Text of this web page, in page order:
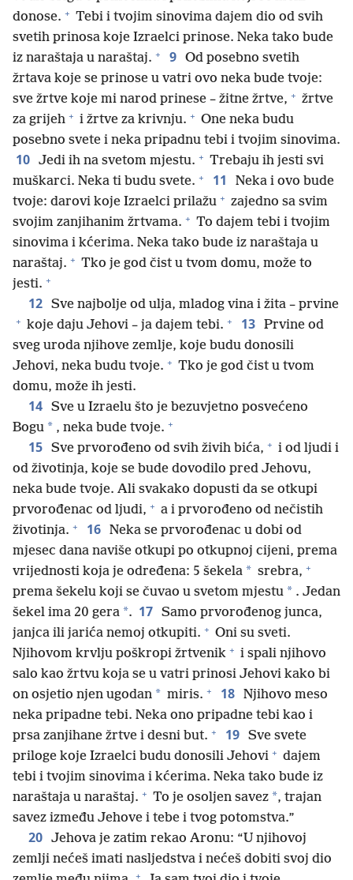
donose. + Tebi i tvojim sinovima dajem dio od svih
svetih prinosa koje Izraelci prinose. Neka tako bude
iz naraštaja u naraštaj. + 9 Od posebno svetih
žrtava koje se prinose u vatri ovo neka bude tvoje:
sve žrtve koje mi narod prinese – žitne žrtve, + žrtve
za grijeh + i žrtve za krivnju. + One neka budu
posebno svete i neka pripadnu tebi i tvojim sinovima.
10 Jedi ih na svetom mjestu. + Trebaju ih jesti svi
muškarci. Neka ti budu svete. + 11
Neka i ovo bude
tvoje: darovi koje Izraelci prilažu + zajedno sa svim
svojim zanjihanim žrtvama. + To dajem tebi i tvojim
sinovima i kćerima. Neka tako bude iz naraštaja u
naraštaj. + Tko je god čist u tvom domu, može to
jesti. +
12 Sve najbolje od ulja, mladog vina i žita – prvine
+ koje daju Jehovi – ja dajem tebi. + 13 Prvine od
sveg uroda njihove zemlje, koje budu donosili
Jehovi, neka budu tvoje. + Tko je god čist u tvom
domu, može ih jesti.
14 Sve u Izraelu što je bezuvjetno posvećeno
Bogu * , neka bude tvoje. +
15 Sve prvorođeno od svih živih bića, + i od ljudi i
od životinja, koje se bude dovodilo pred Jehovu,
neka bude tvoje. Ali svakako dopusti da se otkupi
prvorođenac od ljudi, + a i prvorođeno od nečistih
životinja. + 16 Neka se prvorođenac u dobi od
mjesec dana naviše otkupi po otkupnoj cijeni, prema
vrijednosti koja je određena: 5 šekela * srebra, +
prema šekelu koji se čuvao u svetom mjestu * . Jedan
šekel ima 20 gera *. 17 Samo prvorođenog junca,
janjca ili jarića nemoj otkupiti. + Oni su sveti.
Njihovom krvlju poškropi žrtvenik + i spali njihovo
salo kao žrtvu koja se u vatri prinosi Jehovi kako bi
on osjetio njen ugodan * miris. + 18 Njihovo meso
neka pripadne tebi. Neka ono pripadne tebi kao i
prsa zanjihane žrtve i desni but. + 19 Sve svete
priloge koje Izraelci budu donosili Jehovi + dajem
tebi i tvojim sinovima i kćerima. Neka tako bude iz
naraštaja u naraštaj. + To je osoljen savez *, trajan
savez između Jehove i tebe i tvog potomstva.”
20 Jehova je zatim rekao Aronu: “U njihovoj
zemlji nećeš imati nasljedstva i nećeš dobiti svoj dio
+